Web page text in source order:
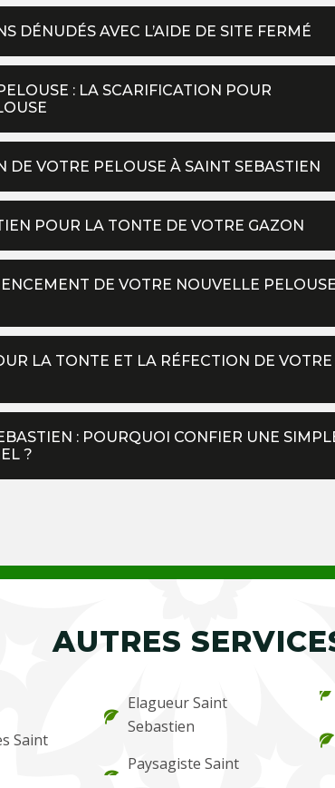
DÉNUDÉS AVEC L’AIDE DE SITE FERMÉ
: LA SCARIFICATION POUR
DE VOTRE PELOUSE À SAINT SEBASTIEN
POUR LA TONTE DE VOTRE GAZON
DE VOTRE NOUVELLE
LA TONTE ET LA RÉFECTION DE VOTRE
: POURQUOI CONFIER UNE
?
AUTRES
Saint
Elagueur Saint
Sebastien
Paysagiste Saint